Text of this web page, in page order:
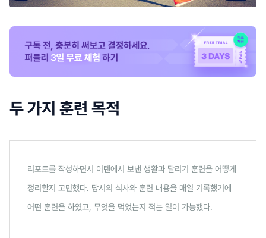
두 가지 훈련 목적
리포트를 작성하면서 이텐에서 보낸 생활과 달리기 훈련을 어떻게
정리할지 고민했다. 당시의 식사와 훈련 내용을 매일 기록했기에
어떤 훈련을 하였고, 무엇을 먹었는지 적는 일이 가능했다.